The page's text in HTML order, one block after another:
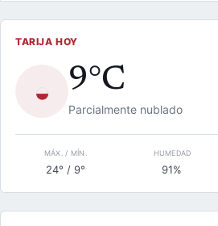
TARIJA HOY
◒ 9°C
Parcialmente nublado
MÁX. / MÍN.
24° / 9°
HUMEDAD
91%